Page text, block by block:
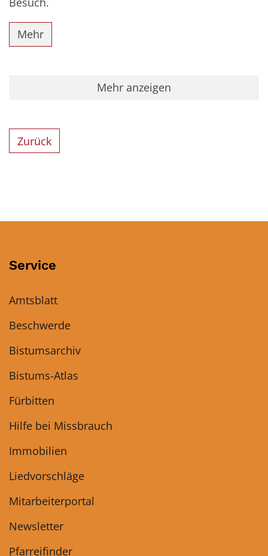
Mehr
Mehr anzeigen
Zurück
Service
Amtsblatt
Beschwerde
Bistumsarchiv
Bistums-Atlas
Fürbitten
Hilfe bei Missbrauch
Immobilien
Liedvorschläge
Mitarbeiterportal
Newsletter
Pfarreifinder